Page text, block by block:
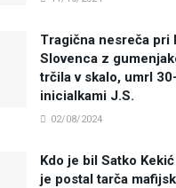
Tragična nesreča pri
Slovenca z
trčila v skalo, umrl
inicialkami J.S.
02/08/2024
Kdo je bil Satko
je postal tarča